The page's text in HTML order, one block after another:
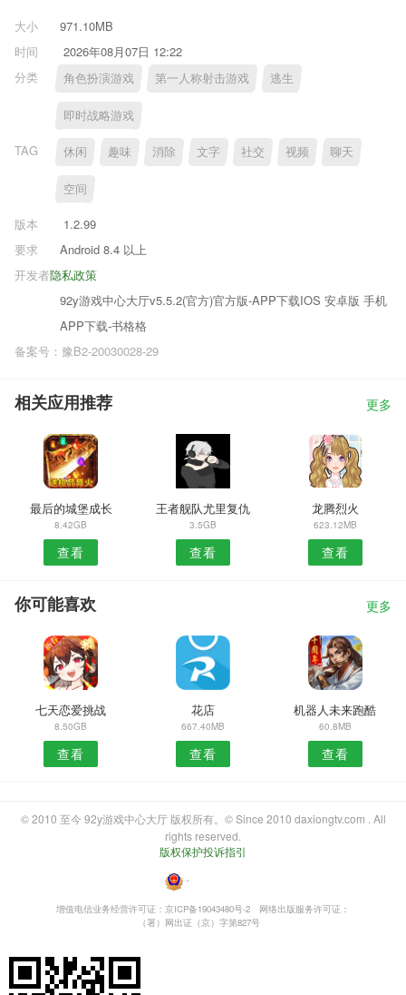
大小
971.10MB
时间
2026年08月07日 12:22
分类
角色扮演游戏 第一人称射击游戏 逃生
即时战略游戏
TAG 休闲 趣味 消除 文字 社交 视频 聊天
空间
版本
1.2.99
要求
Android 8.4 以上
隐私政策
开发者
92y游戏中心大厅v5.5.2(官方)官方版-APP下载IOS 安卓版 手机
APP下载-书格格
备案号：豫B2-20030028-29
相关应用推荐 更多
最后的城堡成长
8.42GB
查看
王者舰队尤里复仇
3.5GB
查看
龙腾烈火
623.12MB
查看
你可能喜欢 更多
七天恋爱挑战
8.50GB
查看
花店
667.40MB
查看
机器人未来跑酷
60.8MB
查看
© 2010 至今 92y游戏中心大厅 版权所有。© Since 2010 daxiongtv.com . All
rights reserved.
版权保护投诉指引
・
增值电信业务经营许可证：京ICP备19043480号-2
网络出版服务许可证：
（署）网出证（京）字第827号